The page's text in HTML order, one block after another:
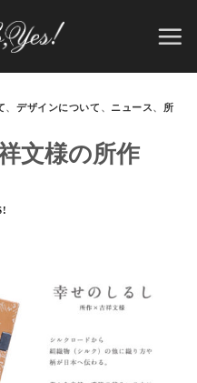
、デザインについて 、 ニュース、 所
文様の所作